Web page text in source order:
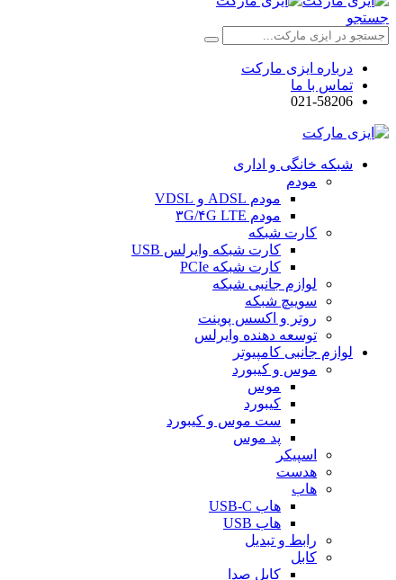
جستجو
درباره ایزی مارکت
تماس با ما
021-58206
شبکه خانگی و اداری
مودم
مودم ADSL و VDSL
مودم ۳G/۴G LTE
کارت شبکه
کارت شبکه وایرلس USB
کارت شبکه PCIe
لوازم جانبی شبکه
سوییچ شبکه
روتر و اکسس پوینت
توسعه دهنده وایرلس
لوازم جانبی کامپیوتر
موس و کیبورد
موس
کیبورد
ست موس و کیبورد
پد موس
اسپیکر
هدست
هاب
هاب USB-C
هاب USB
رابط و تبدیل
کابل
کابل صدا